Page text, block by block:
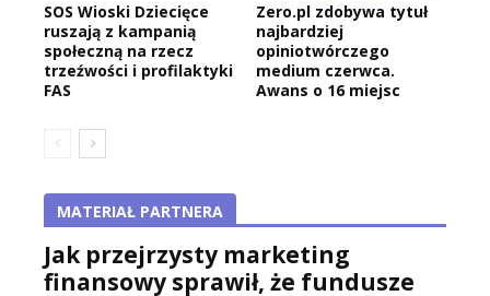
SOS Wioski Dziecięce
ruszają z kampanią
społeczną na rzecz
trzeźwości i profilaktyki
FAS
Zero.pl zdobywa tytuł
najbardziej
opiniotwórczego
medium czerwca.
Awans o 16 miejsc
MATERIAŁ PARTNERA
Jak przejrzysty marketing
finansowy sprawił, że fundusze